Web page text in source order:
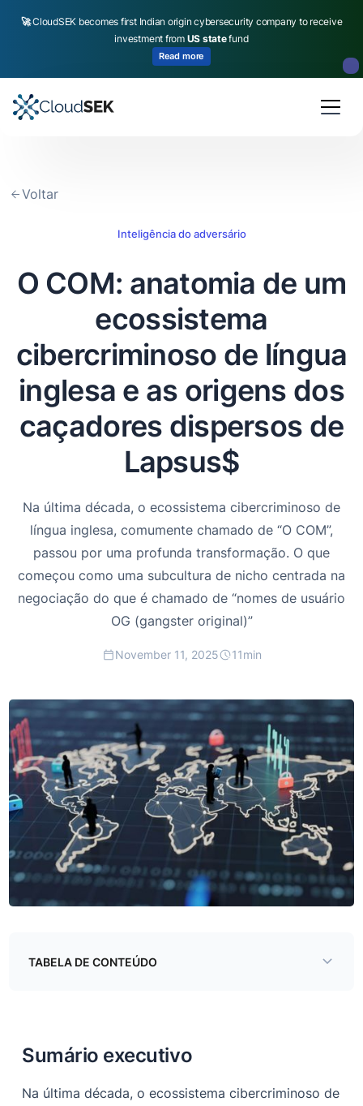
🚀CloudSEK becomes first Indian origin cybersecurity company to receive
investment from US statefund
Read more
Voltar
Inteligência do adversário
O COM: anatomia de um
ecossistema
cibercriminoso de língua
inglesa e as origens dos
caçadores dispersos de
Lapsus$
Na última década, o ecossistema cibercriminoso de
língua inglesa, comumente chamado de “O COM”,
passou por uma profunda transformação. O que
começou como uma subcultura de nicho centrada na
negociação do que é chamado de “nomes de usuário
OG (gangster original)”
November 11, 2025 11min
TABELA DE CONTEÚDO
Os objetivos deste relatório são:
1. O perímetro humano é o principal vetor de ataque
Sumário executivo
Na última década, o ecossistema cibercriminoso de